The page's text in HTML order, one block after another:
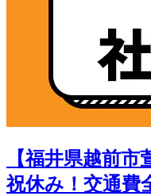
【福井県越前市
祝休み！交通費